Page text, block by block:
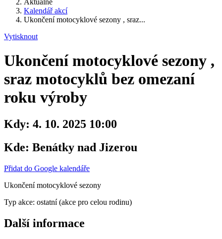
Aktuálně
Kalendář akcí
Ukončení motocyklové sezony , sraz...
Vytisknout
Ukončení motocyklové sezony ,
sraz motocyklů bez omezaní
roku výroby
Kdy: 4. 10. 2025 10:00
Kde: Benátky nad Jizerou
Přidat do Google kalendáře
Ukončení motocyklové sezony
Typ akce: ostatní (akce pro celou rodinu)
Další informace